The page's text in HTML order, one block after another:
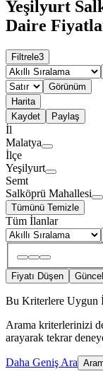
Yeşilyurt
Daire
Filtrele3
Görünüm
Harita
Kaydet
Paylaş
İl
Malatya
İlçe
Yeşilyurt
Semt
Salköprü Mahallesi
Tümünü Temizle
Tüm İlanlar
Fiyatı Düşen
Bu Kriterlere Uygun
Arama kriterlerinizi
arayarak tekrar
Daha Geniş Ara